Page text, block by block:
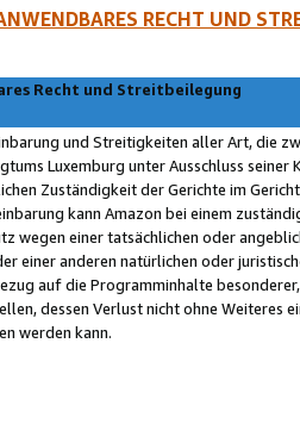
RECHT UND
Recht und Streitbeilegung
und Streitigkeiten aller Art, die
Luxemburg unter Ausschluss
Zuständigkeit der Gerichte im
kann Amazon bei einem
wegen einer tatsächlichen oder
einer anderen natürlichen oder
auf die Programminhalte
dessen Verlust nicht ohne Weiteres
werden kann.